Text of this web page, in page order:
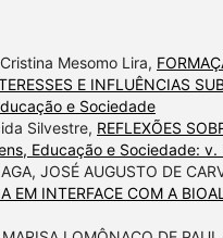
Mesomo Lira,
E INFLUÊNCIAS
e Sociedade
Silvestre, REFLEXÕES
Educação e Sociedade:
JOSÉ AUGUSTO DE
EM INTERFACE COM A